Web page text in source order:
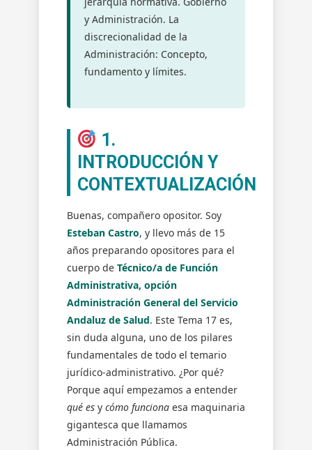
Del
Estado.
Administración
Pública
Y
Administración
Al
Los
Principios
De
Legalidad
Jerarquía
Normativa.
Gobierno
Y
Administración.
La
Discrecionalidad
De
La
Administración:
y Administración. La
discrecionalidad de la
Administración: Concepto,
fundamento y límites.
1.
INTRODUCCIÓN Y
CONTEXTUALIZACIÓN
Buenas, compañero opositor. Soy
Esteban Castro, y llevo más de 15
años preparando opositores para el
cuerpo de Técnico/a de Función
Administrativa, opción
Administración General del Servicio
Andaluz de Salud. Este Tema 17 es,
sin duda alguna, uno de los pilares
fundamentales de todo el temario
jurídico-administrativo. ¿Por qué?
Porque aquí empezamos a entender
qué esy cómo funcionaesa maquinaria
gigantesca que llamamos
Administración Pública.